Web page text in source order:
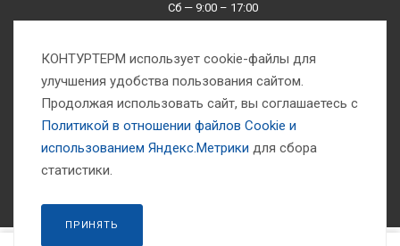
Сб — 9:00 – 17:00
Вс —10:00 – 16:00
1993-2026 © Компания «Контуртерм» — инженерно-торговый центр
КОНТУРТЕРМ использует cookie-файлы для
улучшения удобства пользования сайтом.
Продолжая использовать сайт, вы соглашаетесь с
Политикой в отношении файлов Сookie и
использованием Яндекс.Метрики для сбора
статистики.
ПРИНЯТЬ